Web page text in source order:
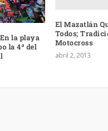
la playa
la 4ª del
El Mazatlán
Todos;
Motocross
abril 2, 2013